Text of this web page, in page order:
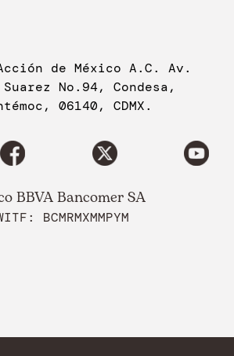
de México A.C. Av.
No.94, Condesa,
06140, CDMX.
BBVA Bancomer SA
BCMRMXMMPYM